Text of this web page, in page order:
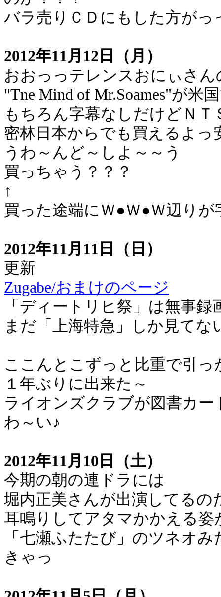
バラ売りＣＤにもした方がっ
2012年11月12日（月）
おおっっテレンスおにぃさ
"Tne Mind of Mr.Soames"が米
もちろん字幕なしだけどＮ
密林日本からでも買えるよっ
うわ～んど～しよ～～う
買っちゃう？？？
↑
買った途端にＷ●Ｗ●Ｗ辺り
2012年11月11日（日）
更新
Zugabe/おまけのページ
「ディートリヒ祭」は無事録
まだ「上海特急」しか見てな
ここんとこずっと比重で引っ
１年ぶりに出来た～
ライオンズクラブが図書カー
わ～い♪
2012年11月10日（土）
今期の朝の連ドラには
堀内正美さんが出演してるの
耳鳴りしてアタマかかえる
「七瀬ふたたび」のツネオみ
きゃっ